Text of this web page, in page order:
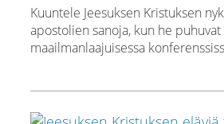
Kuuntele Jeesuksen Kristuksen
apostolien sanoja, kun he
maailmanlaajuisessa